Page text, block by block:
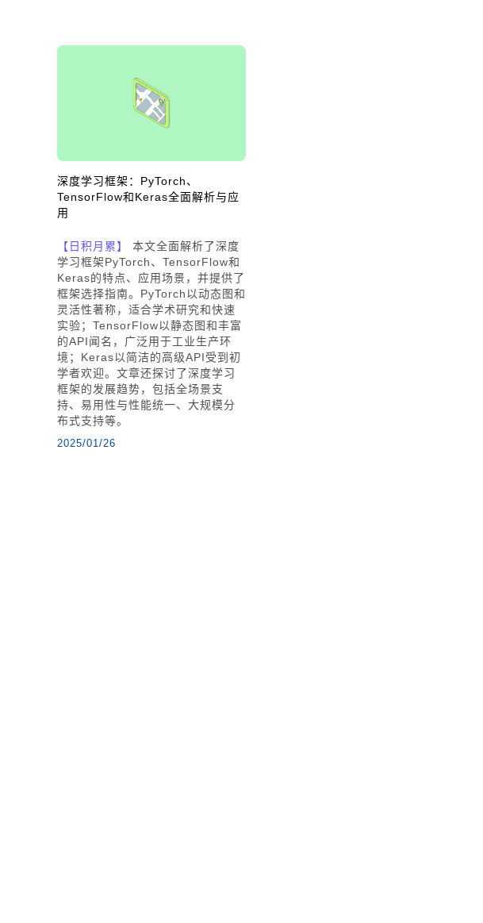
深度学习框架：PyTorch、
TensorFlow和Keras全面解析与应
用
【日积月累】
本文全面解析了深度
学习框架PyTorch、TensorFlow和
Keras的特点、应用场景，并提供了
框架选择指南。PyTorch以动态图和
灵活性著称，适合学术研究和快速
实验；TensorFlow以静态图和丰富
的API闻名，广泛用于工业生产环
境；Keras以简洁的高级API受到初
学者欢迎。文章还探讨了深度学习
框架的发展趋势，包括全场景支
持、易用性与性能统一、大规模分
布式支持等。
2025/01/26